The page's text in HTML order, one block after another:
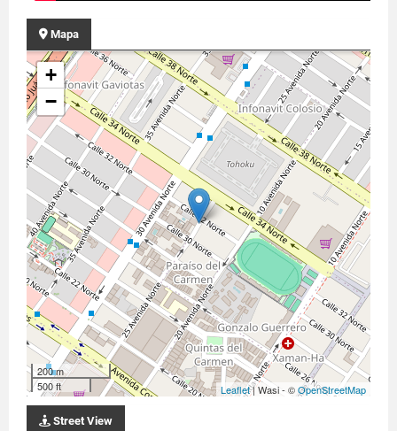
Mapa
+
−
200 m
500 ft
Leaflet| Wasi - ©OpenStreetMap
Street View